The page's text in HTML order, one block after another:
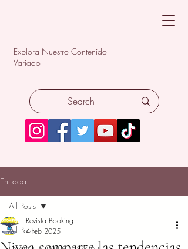
Explora Nuestro Contenido
Variado
Entrada
All Posts
All Posts
Revista Booking
4 feb 2025